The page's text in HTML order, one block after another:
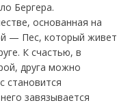
Бергера.
основанная на
— Пес, который живет
К счастью, в
друга можно
становится
завязывается